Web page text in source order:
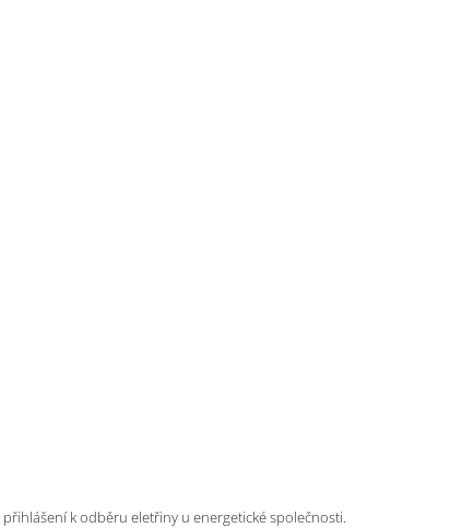
k odběru eletřiny u energetické společnosti.